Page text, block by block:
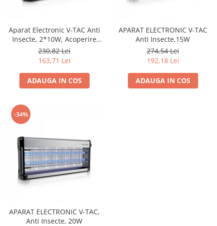
Lămpi de Birou
Oglinzi LED
Aparat Electronic V-TAC Anti
Insecte, 2*10W, Acoperire
80m2
230,82 Lei
163,71 Lei
ADAUGA IN COS
APARAT ELECTRONIC V-TAC
Anti Insecte,15W
274,54 Lei
192,18 Lei
ADAUGA IN COS
-34%
APARAT ELECTRONIC V-TAC,
Anti Insecte, 20W